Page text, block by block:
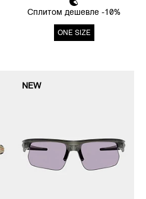
Сплитом дешевле -10%
ONE SIZE
NEW